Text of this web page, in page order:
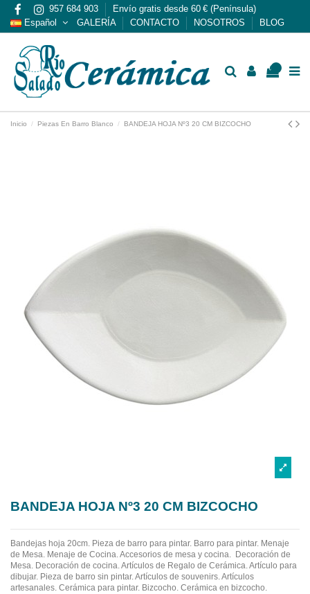
957 684 903
Envío gratis desde 60 € (Península)
Español
GALERÍA CONTACTO NOSOTROS BLOG
Inicio Piezas En Barro Blanco BANDEJA HOJA Nº3 20 CM BIZCOCHO
BANDEJA HOJA Nº3 20 CM BIZCOCHO
Bandejas hoja 20cm. Pieza de barro para pintar. Barro para pintar. Menaje
de Mesa. Menaje de Cocina. Accesorios de mesa y cocina. Decoración de
Mesa. Decoración de cocina. Artículos de Regalo de Cerámica. Artículo para
dibujar. Pieza de barro sin pintar. Artículos de souvenirs. Artículos
artesanales. Cerámica para pintar. Bizcocho. Cerámica en bizcocho.